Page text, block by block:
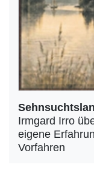
Irmgard Irro
eigene
Vorfahren